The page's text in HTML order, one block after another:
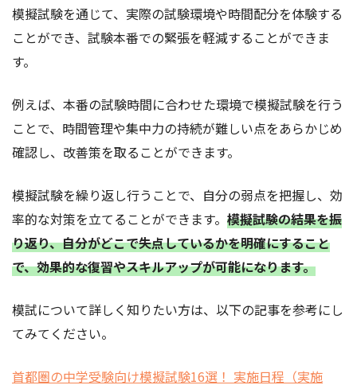
模擬試験を通じて、実際の試験環境や時間配分を体験する
ことができ、試験本番での緊張を軽減することができま
す。
例えば、本番の試験時間に合わせた環境で模擬試験を行う
ことで、時間管理や集中力の持続が難しい点をあらかじめ
確認し、改善策を取ることができます。
模擬試験を繰り返し行うことで、自分の弱点を把握し、効
率的な対策を立てることができます。 模擬試験の結果を振
り返り、自分がどこで失点しているかを明確にすること
で、効果的な復習やスキルアップが可能になります。
模試について詳しく知りたい方は、以下の記事を参考にし
てみてください。
首都圏の中学受験向け模擬試験16選！ 実施日程（実施